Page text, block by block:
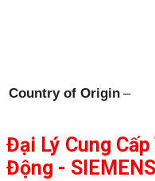
Country of Origin –
Đại Lý Cung
Động -